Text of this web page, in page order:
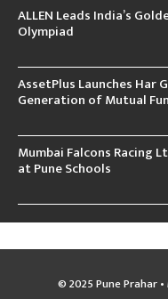
ALLEN Leads India’s
Olympiad
AssetPlus Launches Har
Generation of Mutual
Mumbai Falcons Racing
at Pune Schools
© 2025 Pune Prahar •